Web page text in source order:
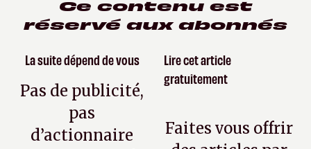
Ce contenu est
réservé aux abonnés
La suite dépend de vous
Pas de publicité,
pas
d’actionnaire
Lire cet article
gratuitement
Faites vous offrir